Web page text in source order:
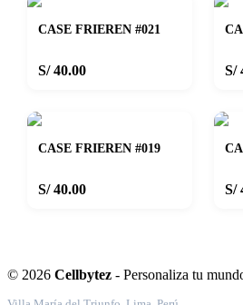
CASE FRIEREN #021
S/ 40.00 S/
CASE FRIEREN #019
S/ 40.00 S/
© 2026 Cellbytez - Personaliza tu